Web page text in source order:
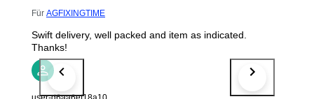
Für AGFIXINGTIME
Swift delivery, well packed and item as indicated.
Thanks!